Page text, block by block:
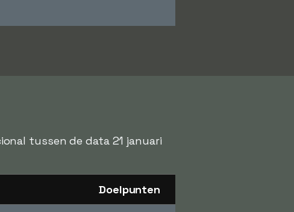
tussen de data 21 januari
Doelpunten